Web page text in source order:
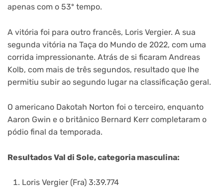
apenas com o 53º tempo.
A vitória foi para outro francês, Loris Vergier. A sua
segunda vitória na Taça do Mundo de 2022, com uma
corrida impressionante. Atrás de si ficaram Andreas
Kolb, com mais de três segundos, resultado que lhe
permitiu subir ao segundo lugar na classificação geral.
O americano Dakotah Norton foi o terceiro, enquanto
Aaron Gwin e o britânico Bernard Kerr completaram o
pódio final da temporada.
Resultados Val di Sole, categoria masculina:
Loris Vergier (Fra) 3:39.774